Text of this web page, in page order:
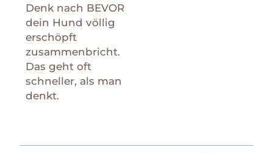
Denk nach BEVOR
dein Hund völlig
erschöpft
zusammenbricht.
Das geht oft
schneller, als man
denkt.